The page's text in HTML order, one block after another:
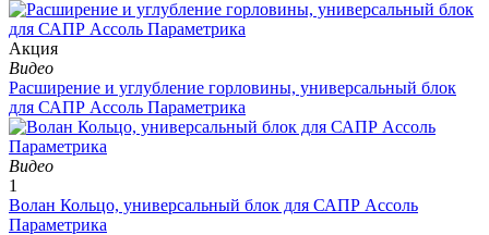
Aкция
Видео
Расширение и углубление горловины, универсальный блок
для САПР Ассоль Параметрика
Видео
1
Волан Кольцо, универсальный блок для САПР Ассоль
Параметрика